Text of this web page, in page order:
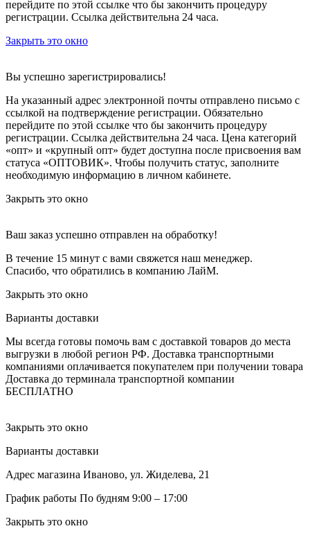
перейдите по этой ссылке что бы закончить процедуру
регистрации. Ссылка действительна 24 часа.
Закрыть это окно
Вы успешно зарегистрировались!
На указанный адрес электронной почты отправлено письмо с
ссылкой на подтверждение регистрации. Обязательно
перейдите по этой ссылке что бы закончить процедуру
регистрации. Ссылка действительна 24 часа. Цена категорий
«опт» и «крупный опт» будет доступна после присвоения вам
статуса «ОПТОВИК». Чтобы получить статус, заполните
необходимую информацию в личном кабинете.
Закрыть это окно
Ваш заказ успешно отправлен на обработку!
В течение 15 минут с вами свяжется наш менеджер.
Спасибо, что обратились в компанию ЛайМ.
Закрыть это окно
Варианты доставки
Мы всегда готовы помочь вам с доставкой товаров до места
выгрузки в любой регион РФ. Доставка транспортными
компаниями оплачивается покупателем при получении товара
Доставка до терминала транспортной компании
БЕСПЛАТНО
Закрыть это окно
Варианты доставки
Адрес магазина Иваново, ул. Жиделева, 21
График работы По будням 9:00 – 17:00
Закрыть это окно